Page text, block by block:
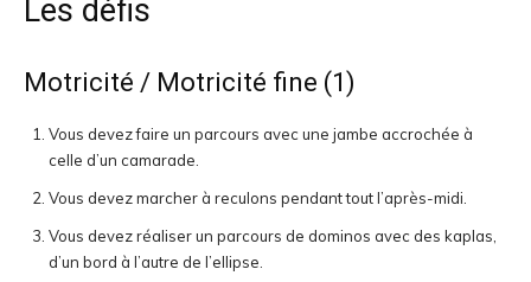
Les défis
Motricité / Motricité fine (1)
Vous devez faire un parcours avec une jambe accrochée à
celle d’un camarade.
Vous devez marcher à reculons pendant tout l’après-midi.
Vous devez réaliser un parcours de dominos avec des kaplas,
d’un bord à l’autre de l’ellipse.